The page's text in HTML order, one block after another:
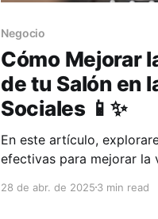
Negocio
Cómo Mejorar
de tu Salón en
Sociales 📱✨
En este artículo,
efectivas para mejorar la
competitivo.
28 de abr. de 20253 min read